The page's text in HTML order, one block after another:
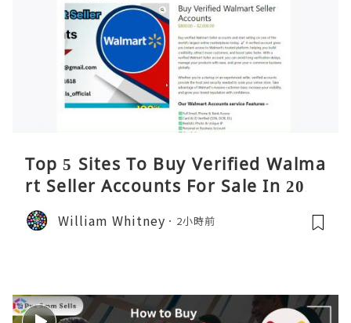
Top 5 Sites To Buy Verified Walma
rt Seller Accounts For Sale In 2026
William Whitney 2小時前